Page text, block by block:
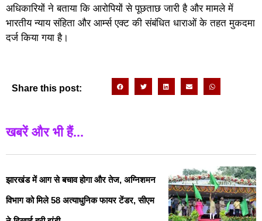
अधिकारियों ने बताया कि आरोपियों से पूछताछ जारी है और मामले में
भारतीय न्याय संहिता और आर्म्स एक्ट की संबंधित धाराओं के तहत मुकदमा
दर्ज किया गया है।
Share this post:
खबरें और भी हैं...
झारखंड में आग से बचाव होगा और तेज, अग्निशमन
विभाग को मिले 58 अत्याधुनिक फायर टेंडर, सीएम